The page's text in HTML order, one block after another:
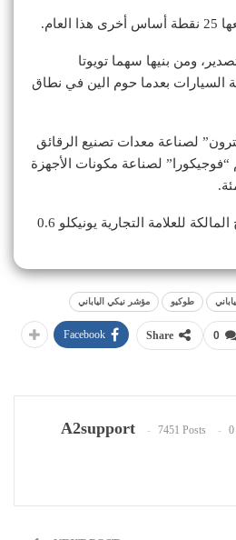
ومن بنيها سهما تويوتا
السيارات بعدما حوم الين في نطاق
لصناعة معدات تصنيع الرقائق
“فوجيكورا” لصناعة مكونات الأجهزة
وارتفع سهم فاست ريتيلنج المالكة للعلامة التجارية يونيكلو 0.6
طوكيو مؤشر نيكي الياباني
0
Share
Facebook
A2support 7451 Posts 0